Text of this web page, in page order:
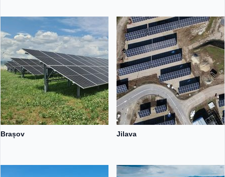
Brașov Jilava